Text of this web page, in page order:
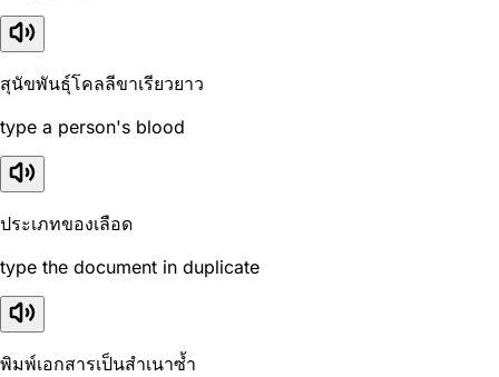
สุนัขพันธุ์โคลลีขาเรียวยาว
type a person's blood
ประเภทของเลือด
type the document in duplicate
พิมพ์เอกสารเป็นสำเนาซ้ำ